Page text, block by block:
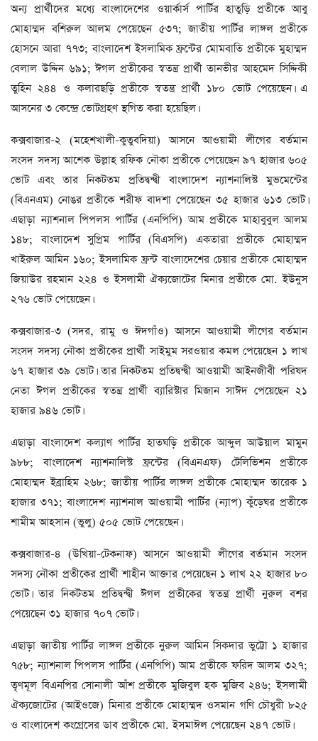
অন্য প্রার্থীদের মধ্যে বাংলাদেশের ওয়ার্কার্স পার্টির হাতুড়ি প্রতীকে আবু
মোহাম্মদ বশিরুল আলম পেয়েছেন ৫৩৭; জাতীয় পার্টির লাঙ্গল প্রতীকে
হোসনে আরা ৭৭৩; বাংলাদেশ ইসলামিক ফ্রন্টের মোমবাতি প্রতীকে মুহাম্মদ
বেলাল উদ্দিন ৬৯১; ঈগল প্রতীকের স্বতন্ত্র প্রার্থী তানভীর আহমেদ সিদ্দিকী
তুহিন ২৪৪ ও কলারছড়ি প্রতীকে স্বতন্ত্র প্রার্থী ১৮০ ভোট পেয়েছেন। এ
আসনের ৩ কেন্দ্রে ভোটগ্রহণ স্থগিত করা হয়েছিল।
কক্সবাজার-২ (মহেশখালী-কুতুবদিয়া) আসনে আওয়ামী লীগের বর্তমান
সংসদ সদস্য আশেক উল্লাহ রফিক নৌকা প্রতীকে পেয়েছেন ৯৭ হাজার ৬০৫
ভোট এবং তার নিকটতম প্রতিদ্বন্দ্বী বাংলাদেশ ন্যাশনালিস্ট মুভমেন্টের
(বিএনএম) নোঙর প্রতীকে শরীফ বাদশা পেয়েছেন ৩৫ হাজার ৬১৩ ভোট।
এছাড়া ন্যাশনাল পিপলস পার্টির (এনপিপি) আম প্রতীকে মাহাবুবুল আলম
১৪৮; বাংলাদেশ সুপ্রিম পার্টির (বিএসপি) একতারা প্রতীকে মোহাম্মদ
খাইরুল আমিন ১৬০; ইসলামিক ফ্রন্ট বাংলাদেশের চেয়ার প্রতীকে মোহাম্মদ
জিয়াউর রহমান ২২৪ ও ইসলামী ঐক্যজোটের মিনার প্রতীকে মো. ইউনুস
২৭৬ ভোট পেয়েছেন।
কক্সবাজার-৩ (সদর, রামু ও ঈদগাঁও) আসনে আওয়ামী লীগের বর্তমান
সংসদ সদস্য নৌকা প্রতীকের প্রার্থী সাইমুম সরওয়ার কমল পেয়েছেন ১ লাখ
৬৭ হাজার ৩৯ ভোট। তার নিকটতম প্রতিদ্বন্দ্বী আওয়ামী আইনজীবী পরিষদ
নেতা ঈগল প্রতীকের স্বতন্ত্র প্রার্থী ব্যারিস্টার মিজান সাঈদ পেয়েছেন ২১
হাজার ৯৪৬ ভোট।
এছাড়া বাংলাদেশ কল্যাণ পার্টির হাতঘড়ি প্রতীকে আব্দুল আউয়াল মামুন
৯৮৮; বাংলাদেশ ন্যাশনালিস্ট ফ্রন্টের (বিএনএফ) টেলিভিশন প্রতীকে
মোহাম্মদ ইব্রাহিম ২৬৮; জাতীয় পার্টির লাঙ্গল প্রতীকে মোহাম্মদ তারেক ১
হাজার ৩৭১; বাংলাদেশ ন্যাশনাল আওয়ামী পার্টির (ন্যাপ) কুঁড়েঘর প্রতীকে
শামীম আহসান (ভুলু) ৫০৫ ভোট পেয়েছেন।
কক্সবাজার-৪ (উখিয়া-টেকনাফ) আসনে আওয়ামী লীগের বর্তমান সংসদ
সদস্য নৌকা প্রতীকের প্রার্থী শাহীন আক্তার পেয়েছেন ১ লাখ ২২ হাজার ৮০
ভোট। তার নিকটতম প্রতিদ্বন্দ্বী ঈগল প্রতীকের স্বতন্ত্র প্রার্থী নুরুল বশর
পেয়েছেন ৩১ হাজার ৭০৭ ভোট।
এছাড়া জাতীয় পার্টির লাঙ্গল প্রতীকে নুরুল আমিন সিকদার ভুট্টো ১ হাজার
৭৫৮; ন্যাশনাল পিপলস পার্টির (এনপিপি) আম প্রতীকে ফরিদ আলম ৩২৭;
তৃণমূল বিএনপির সোনালী আঁশ প্রতীকে মুজিবুল হক মুজিব ২৪৬; ইসলামী
ঐক্যজোটের (আইওজে) মিনার প্রতীকে মোহাম্মদ ওসমান গণি চৌধুরী ৮২৫
ও বাংলাদেশ কংগ্রেসের ডাব প্রতীকে মো. ইসমাঈল পেয়েছেন ২৪৭ ভোট।